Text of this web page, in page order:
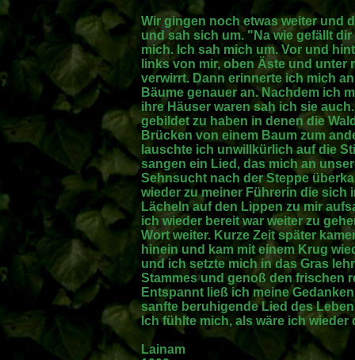
Wir gingen noch etwas weiter und
und sah sich um. "Na wie gefällt
mich. Ich sah mich um. Vor und
links von mir, oben Äste und unter
verwirrt. Dann erinnerte ich mich
Bäume genauer an. Nachdem ich
ihre Häuser waren sah ich sie
gebildet zu haben in denen die
Brücken von einem Baum zum
lauschte ich unwillkürlich auf die
sangen ein Lied, das mich an
Sehnsucht nach der Steppe
wieder zu meiner Führerin die sich
Lächeln auf den Lippen zu mir
ich wieder bereit war weiter zu
Wort weiter. Kurze Zeit später
hinein und kam mit einem Krug
und ich setzte mich in das Gras
Stammes und genoß den frischen
Entspannt ließ ich meine
sanfte beruhigende Lied des
Ich fühlte mich, als wäre ich wieder
Lainam